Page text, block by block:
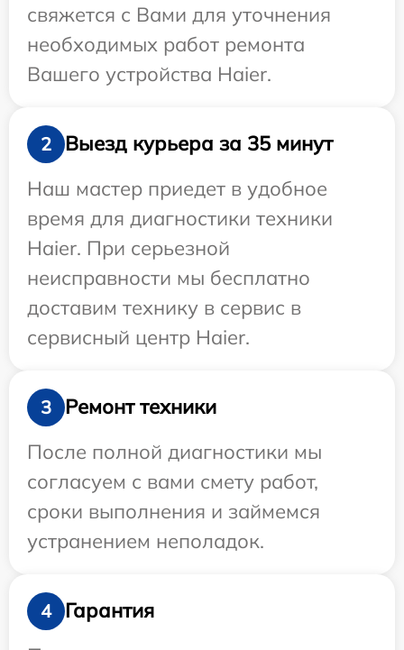
свяжется с Вами для уточнения
необходимых работ ремонта
Вашего устройства Haier.
2
Выезд курьера за 35 минут
Наш мастер приедет в удобное
время для диагностики техники
Haier. При серьезной
неисправности мы бесплатно
доставим технику в сервис в
сервисный центр Haier.
3
Ремонт техники
После полной диагностики мы
согласуем с вами смету работ,
сроки выполнения и займемся
устранением неполадок.
4
Гарантия